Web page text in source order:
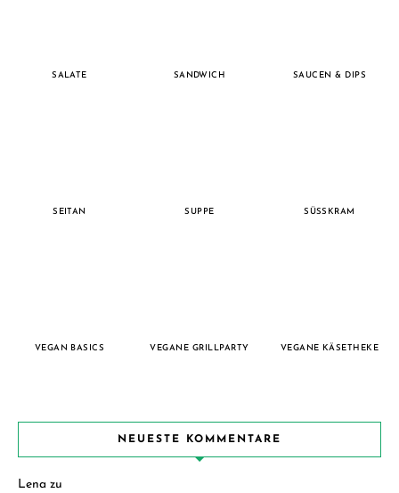
SALATE SANDWICH SAUCEN & DIPS
SEITAN SUPPE SÜSSKRAM
VEGAN BASICS VEGANE GRILLPARTY VEGANE KÄSETHEKE
NEUESTE KOMMENTARE
Lena zu